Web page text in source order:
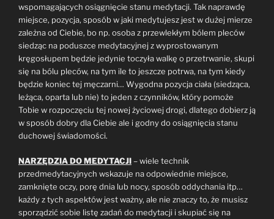
wspomagających osiągnięcie stanu medytacji. Tak naprawdę
miejsce, pozycja, sposób w jaki medytujesz jest w dużej mierze
zależna od Ciebie, bo np. osoba z przewlekłym bólem pleców
siedząc na poduszce medytacyjnej z wyprostowanym
kręgosłupem będzie jedynie toczyła walkę o przetrwanie, skupi
się na bólu pleców, na tym ile to jeszcze potrwa, na tym kiedy
będzie koniec tej męczarni… Wygodna pozycja ciała (siedząca,
leżąca, oparta lub nie) to jeden z czynników, który pomoże
Tobie w rozpoczęciu tej nowej życiowej drogi, dlatego dobierz ją
w sposób dobry dla Ciebie ale i godny do osiągnięcia stanu
duchowej świadomości.
NARZĘDZIA DO MEDYTACJI– wiele technik
przedmedytacyjnych wskazuje na odpowiednie miejsce,
zamknięte oczy, porę dnia lub nocy, sposób oddychania itp…
każdy z tych aspektów jest ważny, ale nie znaczy to, że musisz
sporządzić sobie listę zadań do medytacji i skupiać się na